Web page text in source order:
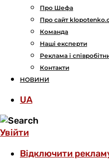
Про Шефа
Про сайт
Команда
Наші експерти
Реклама і
Контакти
НОВИНИ
UA
Увійти
Відключити